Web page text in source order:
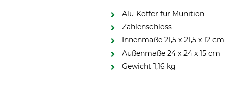
Alu-Koffer für Munition
Zahlenschloss
Innenmaße 21,5 x 21,5 x 12 cm
Außenmaße 24 x 24 x 15 cm
Gewicht 1,16 kg